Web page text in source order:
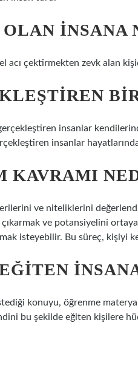
INSANA
acı çektirmekten zevk alan
insanlar
insanlar
KAVRAMI
ve niteliklerini
ve potansiyelini
isteyebilir. Bu süreç, kişiyi
konuyu, öğrenme
bu şekilde eğiten kişilere